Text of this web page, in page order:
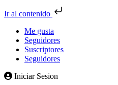
Ir al contenido
Me gusta
Seguidores
Suscriptores
Seguidores
Iniciar Sesion